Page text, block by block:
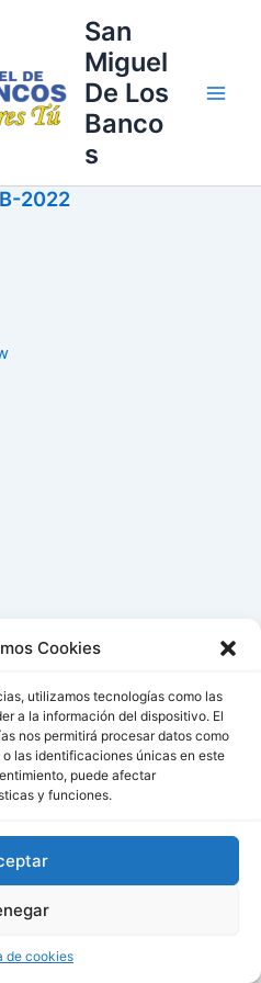
Cookies
utilizamos tecnologías como las
a la información del dispositivo. El
nos permitirá procesar datos como
las identificaciones únicas en este
puede afectar
y funciones.
de cookies
San
Miguel
De Los
Banco
s
2022
San Miguel De Los Bancos |